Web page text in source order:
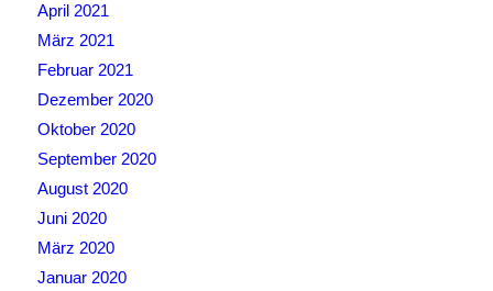
April 2021
März 2021
Februar 2021
Dezember 2020
Oktober 2020
September 2020
August 2020
Juni 2020
März 2020
Januar 2020